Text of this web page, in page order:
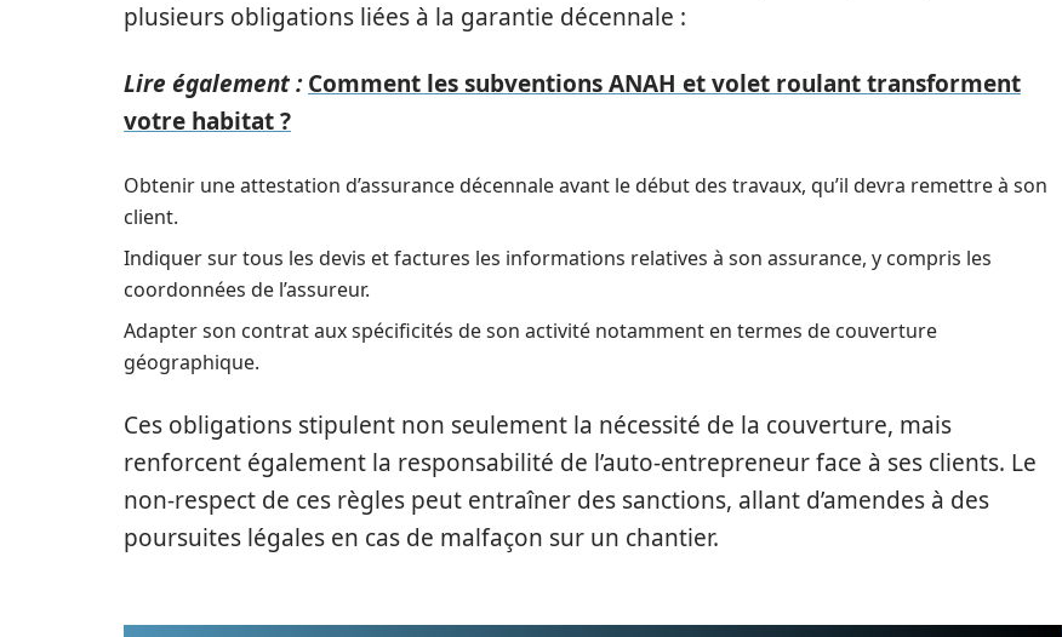
plusieurs obligations liées à la garantie décennale :
Lire également : Comment les subventions ANAH et volet roulant transforment
votre habitat ?
Obtenir une attestation d’assurance décennale avant le début des travaux, qu’il devra remettre à son
client.
Indiquer sur tous les devis et factures les informations relatives à son assurance, y compris les
coordonnées de l’assureur.
Adapter son contrat aux spécificités de son activité notamment en termes de couverture
géographique.
Ces obligations stipulent non seulement la nécessité de la couverture, mais
renforcent également la responsabilité de l’auto-entrepreneur face à ses clients. Le
non-respect de ces règles peut entraîner des sanctions, allant d’amendes à des
poursuites légales en cas de malfaçon sur un chantier.